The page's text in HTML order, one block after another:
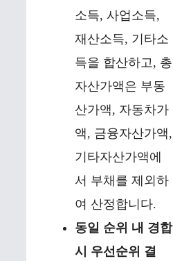
소득, 사업소득,
재산소득, 기타소
득을 합산하고, 총
자산가액은 부동
산가액, 자동차가
액, 금융자산가액,
기타자산가액에
서 부채를 제외하
여 산정합니다.
동일 순위 내 경합
시 우선순위 결